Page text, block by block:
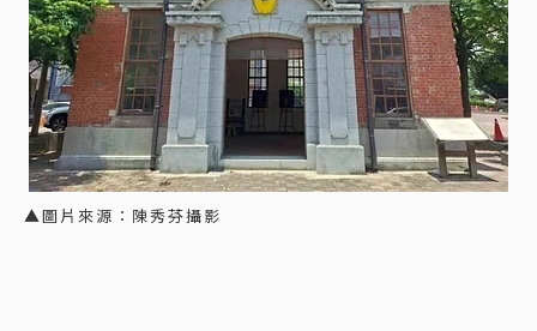
▲圖片來源：陳秀芬攝影